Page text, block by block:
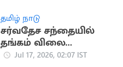
தமிழ் நாடு
சர்வதேச சந்தையில்
தங்கம் விலை
கணிசமாக குறைந்தது
Jul 17, 2026, 02:07 IST